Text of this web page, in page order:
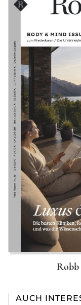
Robb
AUCH